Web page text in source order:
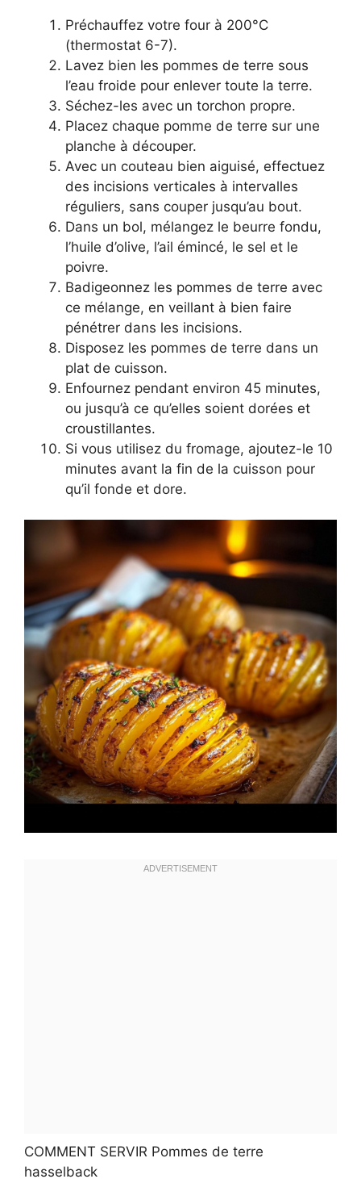
Préchauffez votre four à 200°C
(thermostat 6-7).
Lavez bien les pommes de terre sous
l’eau froide pour enlever toute la terre.
Séchez-les avec un torchon propre.
Placez chaque pomme de terre sur une
planche à découper.
Avec un couteau bien aiguisé, effectuez
des incisions verticales à intervalles
réguliers, sans couper jusqu’au bout.
Dans un bol, mélangez le beurre fondu,
l’huile d’olive, l’ail émincé, le sel et le
poivre.
Badigeonnez les pommes de terre avec
ce mélange, en veillant à bien faire
pénétrer dans les incisions.
Disposez les pommes de terre dans un
plat de cuisson.
Enfournez pendant environ 45 minutes,
ou jusqu’à ce qu’elles soient dorées et
croustillantes.
Si vous utilisez du fromage, ajoutez-le 10
minutes avant la fin de la cuisson pour
qu’il fonde et dore.
COMMENT SERVIR Pommes de terre
hasselback